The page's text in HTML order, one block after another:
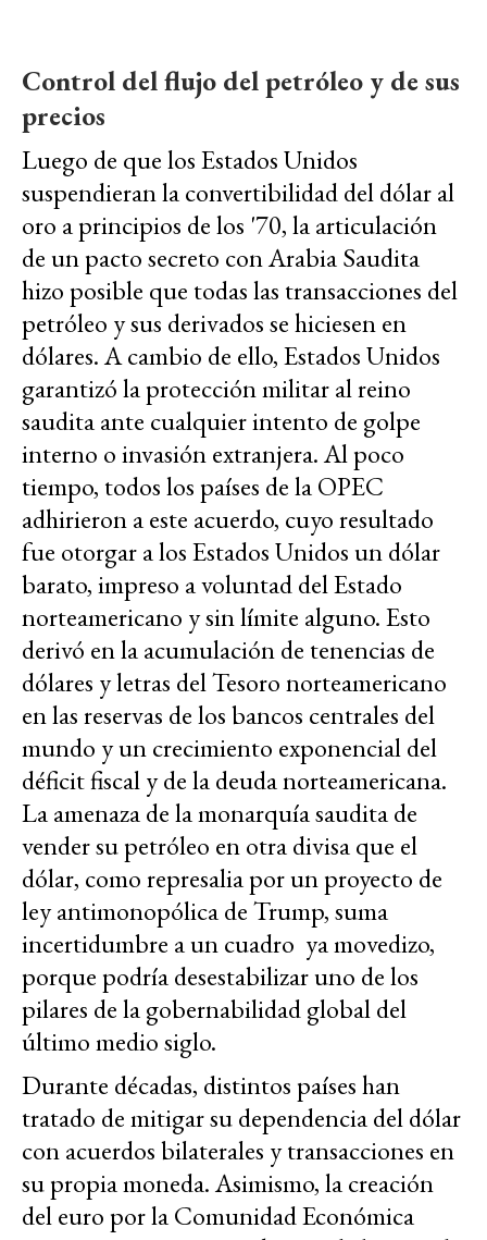
Control del flujo del petróleo y de sus
precios
Luego de que los Estados Unidos
suspendieran la convertibilidad del dólar al
oro a principios de los '70, la articulación
de un pacto secreto con Arabia Saudita
hizo posible que todas las transacciones del
petróleo y sus derivados se hiciesen en
dólares. A cambio de ello, Estados Unidos
garantizó la protección militar al reino
saudita ante cualquier intento de golpe
interno o invasión extranjera. Al poco
tiempo, todos los países de la OPEC
adhirieron a este acuerdo, cuyo resultado
fue otorgar a los Estados Unidos un dólar
barato, impreso a voluntad del Estado
norteamericano y sin límite alguno. Esto
derivó en la acumulación de tenencias de
dólares y letras del Tesoro norteamericano
en las reservas de los bancos centrales del
mundo y un crecimiento exponencial del
déficit fiscal y de la deuda norteamericana.
La amenaza de la monarquía saudita de
vender su petróleo en otra divisa que el
dólar, como represalia por un proyecto de
ley antimonopólica de Trump, suma
incertidumbre a un cuadro ya movedizo,
porque podría desestabilizar uno de los
pilares de la gobernabilidad global del
último medio siglo.
Durante décadas, distintos países han
tratado de mitigar su dependencia del dólar
con acuerdos bilaterales y transacciones en
su propia moneda. Asimismo, la creación
del euro por la Comunidad Económica